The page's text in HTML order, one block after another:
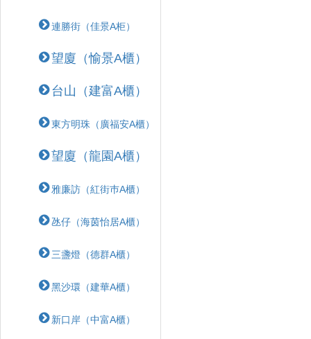
連勝街（佳景A柜）
望廈（愉景A櫃）
台山（建富A櫃）
東方明珠（廣福安A櫃）
望廈（龍園A櫃）
雅廉訪（紅街巿A櫃）
氹仔（海茵怡居A櫃）
三盞燈（德群A櫃）
黑沙環（建華A櫃）
新口岸（中富A櫃）